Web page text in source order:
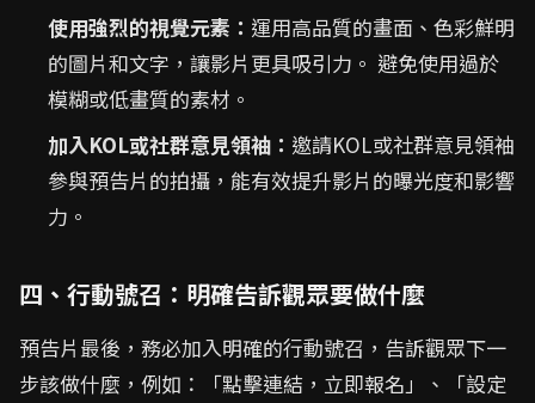
使用強烈的視覺元素： 運用高品質的畫面、色彩鮮明
的圖片和文字，讓影片更具吸引力。 避免使用過於
模糊或低畫質的素材。
加入KOL或社群意見領袖： 邀請KOL或社群意見領袖
參與預告片的拍攝，能有效提升影片的曝光度和影響
力。
四、行動號召：明確告訴觀眾要做什麼
預告片最後，務必加入明確的行動號召，告訴觀眾下一
步該做什麼，例如：「點擊連結，立即報名」、「設定